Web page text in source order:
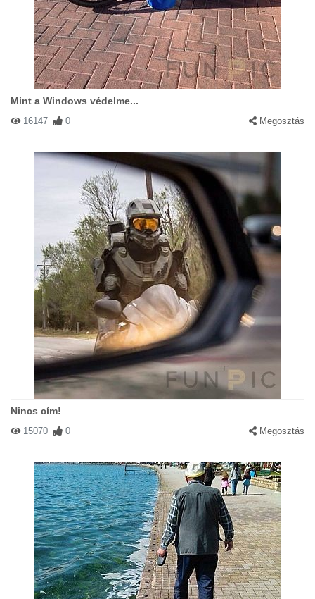
Mint a Windows védelme...
16147 0 Megosztás
Nincs cím!
15070 0 Megosztás